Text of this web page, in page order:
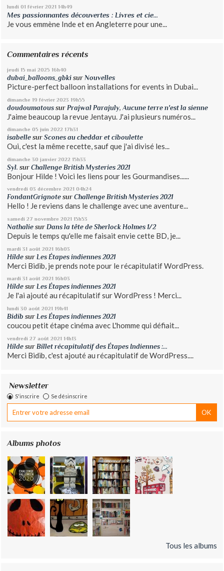
lundi 01 février 2021 14h49
Mes passionnantes découvertes : Livres et cie...
Je vous emmène Inde et en Angleterre pour une...
Commentaires récents
jeudi 15 mai 2025 16h40
dubai_balloons_gbki surNouvelles
Picture-perfect balloon installations for events in Dubai...
dimanche 19 février 2023 19h55
doudoumatous sur Prajwal Parajuly, Aucune terre n'est la sienne
J'aime beaucoup la revue Jentayu. J'ai plusieurs numéros...
dimanche 05 juin 2022 17h31
isabelle surScones au cheddar et ciboulette
Oui, c'est la même recette, sauf que j'ai divisé les...
dimanche 30 janvier 2022 15h33
Syl. surChallenge British Mysteries 2021
Bonjour Hilde ! Voici les liens pour les Gourmandises......
vendredi 03 décembre 2021 04h24
FondantGrignote surChallenge British Mysteries 2021
Hello ! Je reviens dans le challenge avec une aventure...
samedi 27 novembre 2021 15h53
Nathalie surDans la tête de Sherlock Holmes 1/2
Depuis le temps qu'elle me faisait envie cette BD, je...
mardi 31 août 2021 16h03
Hilde sur Les Étapes indiennes 2021
Merci Bidib, je prends note pour le récapitulatif WordPress.
mardi 31 août 2021 16h03
Hilde surLes Étapes indiennes 2021
Je l'ai ajouté au récapitulatif sur WordPress ! Merci...
lundi 30 août 2021 19h41
Bidib sur Les Étapes indiennes 2021
coucou petit étape cinéma avec L'homme qui défiait...
vendredi 27 août 2021 14h13
Hilde sur Billet récapitulatif des Étapes Indiennes :...
Merci Bidib, c'est ajouté au récapitulatif de WordPress....
Newsletter
S'inscrire Se désinscrire
Albums photos
Tous les albums